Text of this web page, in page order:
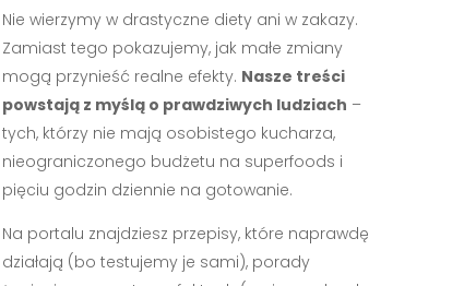
Nie wierzymy w drastyczne diety ani w zakazy.
Zamiast tego pokazujemy, jak małe zmiany
mogą przynieść realne efekty. Nasze treści
powstają z myślą o prawdziwych ludziach –
tych, którzy nie mają osobistego kucharza,
nieograniczonego budżetu na superfoods i
pięciu godzin dziennie na gotowanie.
Na portalu znajdziesz przepisy, które naprawdę
działają (bo testujemy je sami), porady